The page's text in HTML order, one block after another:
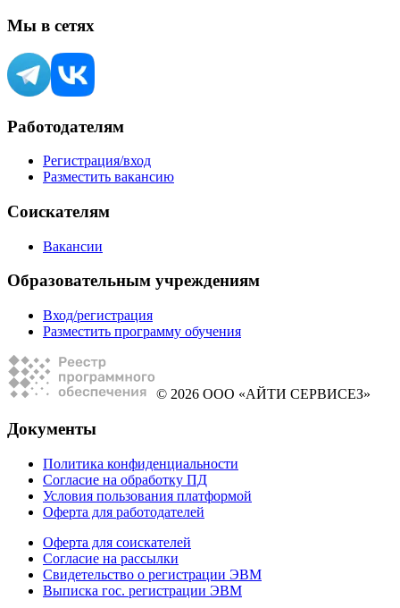
Мы в сетях
Работодателям
Регистрация/вход
Разместить вакансию
Соискателям
Вакансии
Образовательным учреждениям
Вход/регистрация
Разместить программу обучения
© 2026 ООО «АЙТИ СЕРВИСЕЗ»
Документы
Политика конфиденциальности
Согласие на обработку ПД
Условия пользования платформой
Оферта для работодателей
Оферта для соискателей
Согласие на рассылки
Свидетельство о регистрации ЭВМ
Выписка гос. регистрации ЭВМ